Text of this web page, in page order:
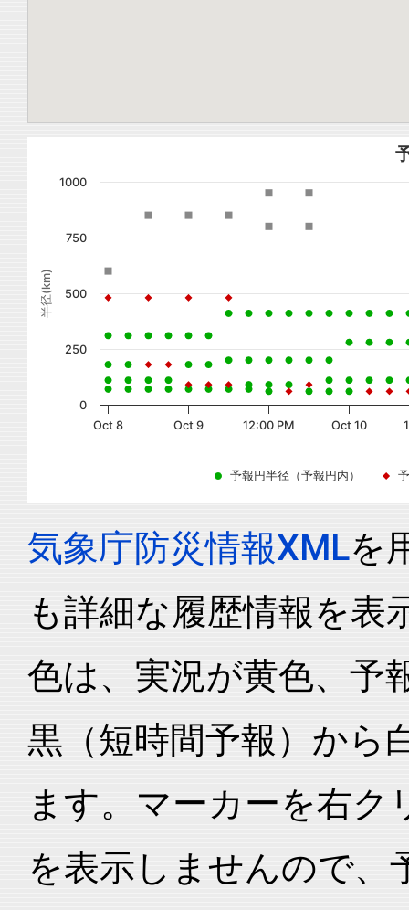
半径(km)
予報円半径（予報円内）
Oct 8 Oct 9 12:00 PM Oct 10
0
250
500
750
1000
気象庁防災情報XMLを
も詳細な履歴情報を表
色は、実況が黄色、予
黒（短時間予報）から
ます。マーカーを右
を表示しませんので、